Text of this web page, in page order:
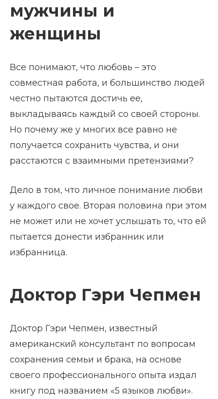
мужчины и
женщины
Все понимают, что любовь – это
совместная работа, и большинство людей
честно пытаются достичь ее,
выкладываясь каждый со своей стороны.
Но почему же у многих все равно не
получается сохранить чувства, и они
расстаются с взаимными претензиями?
Дело в том, что личное понимание любви
у каждого свое. Вторая половина при этом
не может или не хочет услышать то, что ей
пытается донести избранник или
избранница.
Доктор Гэри Чепмен
Доктор Гэри Чепмен, известный
американский консультант по вопросам
сохранения семьи и брака, на основе
своего профессионального опыта издал
книгу под названием «5 языков любви».